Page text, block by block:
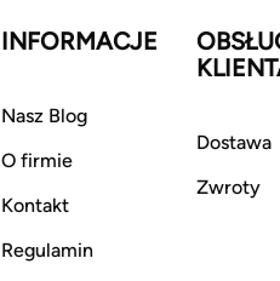
INFORMACJE
Nasz Blog
O firmie
Kontakt
Regulamin
Dostawa
Zwroty